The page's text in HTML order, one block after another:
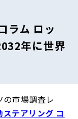
ラム ロッ
年に世界
の市場調査レ
ステアリング コ